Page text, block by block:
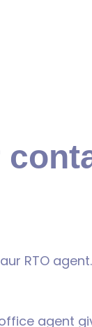
RTO
agent